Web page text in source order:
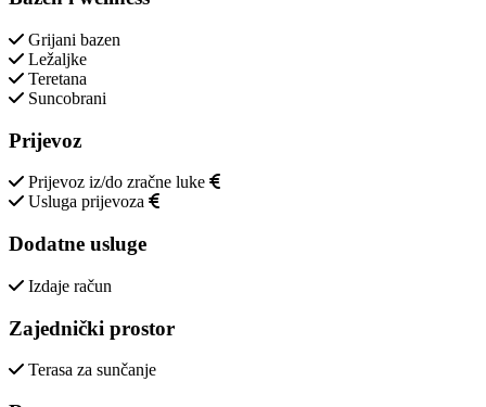
Grijani bazen
Ležaljke
Teretana
Suncobrani
Prijevoz
Prijevoz iz/do zračne luke
Usluga prijevoza
Dodatne usluge
Izdaje račun
Zajednički prostor
Terasa za sunčanje